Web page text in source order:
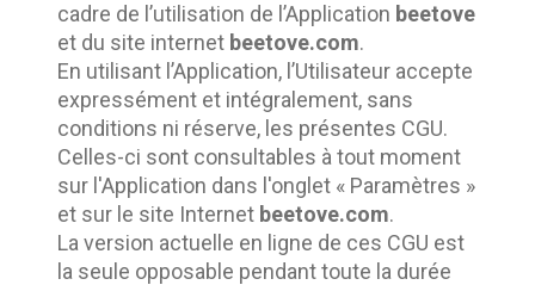
cadre de l’utilisation de l’Application beetove
et du site internet beetove.com
En utilisant l’Application, l’Utilisateur accepte
expressément et intégralement, sans
conditions ni réserve, les présentes CGU.
Celles-ci sont consultables à tout moment
sur l'Application dans l'onglet « Paramètres »
et sur le site Internet beetove.com
La version actuelle en ligne de ces CGU est
la seule opposable pendant toute la durée